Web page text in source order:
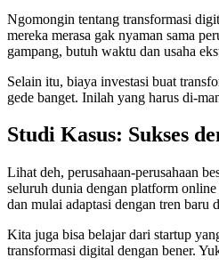
Ngomongin tentang transformasi
mereka merasa gak nyaman sama
gampang, butuh waktu dan usaha
Selain itu, biaya investasi buat
gede banget. Inilah yang harus di-
Studi Kasus: Sukses
Lihat deh, perusahaan-perusahaan
seluruh dunia dengan platform
dan mulai adaptasi dengan tren baru
Kita juga bisa belajar dari startup
transformasi digital dengan bener.